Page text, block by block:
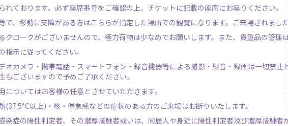
れております。必ず座席番号をご確認の上、チケットに記載の座席にお座りください。
で、移動に支障がある方はこちらが指定した場所での観覧になります。ご来場されまし
クロークがございませんので、極力荷物は少なめでお願いします。また、貴重品の管
指示に従ってください。
オカメラ・携帯電話・スマートフォン・録音機器等による撮影・録音・録画は一切禁
もございますので予めご了承ください。
についてはお客様の任意とさせていただきます。
(37.5°C以上)・咳・倦怠感などの症状のある方のご来場はお断りいたします。
染症の陽性判定者、その濃厚接触者或いは、同居人や身近に陽性判定者及び濃厚接触